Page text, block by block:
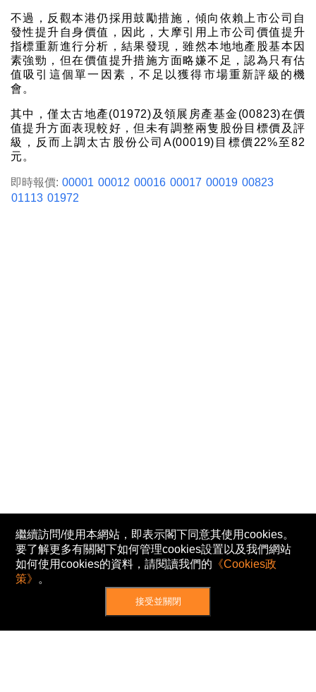
不過，反觀本港仍採用鼓勵措施，傾向依賴上市公司自
發性提升自身價值，因此，大摩引用上市公司價值提升
指標重新進行分析，結果發現，雖然本地地產股基本因
素強勁，但在價值提升措施方面略嫌不足，認為只有估
值吸引這個單一因素，不足以獲得市場重新評級的機
會。
其中，僅太古地產(01972)及領展房產基金(00823)在價
值提升方面表現較好，但未有調整兩隻股份目標價及評
級，反而上調太古股份公司A(00019)目標價22%至82
元。
即時報價: 00001 00012 00016 00017 00019 00823
01113 01972
繼續訪問/使用本網站，即表示閣下同意其使用cookies。
要了解更多有關閣下如何管理cookies設置以及我們網站
如何使用cookies的資料，請閱讀我們的 《Cookies政
策》 。
接受並關閉